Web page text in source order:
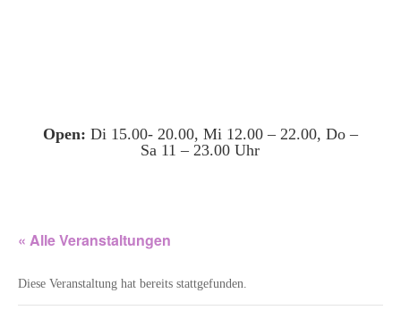
Open: Di 15.00- 20.00, Mi 12.00 – 22.00, Do –
Sa 11 – 23.00 Uhr
« Alle Veranstaltungen
Diese Veranstaltung hat bereits stattgefunden.